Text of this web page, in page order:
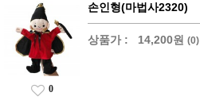
손인형(마법사2320)
상품가 : 14,200원 (0)
0